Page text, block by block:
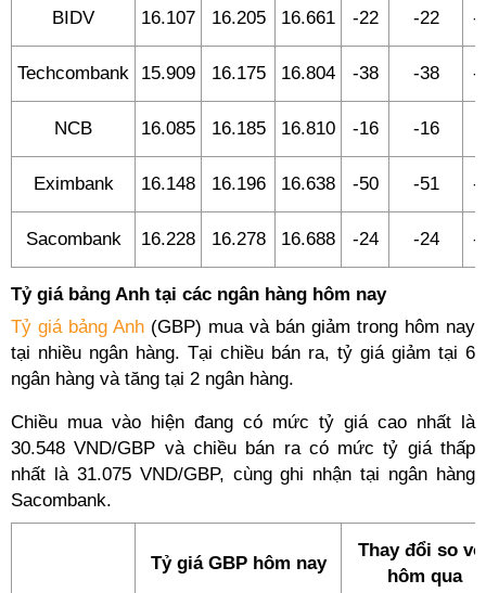
BIDV 16.107 16.205 16.661 -22 -22 -
Techcombank 15.909 16.175 16.804 -38 -38 -
NCB 16.085 16.185 16.810 -16 -16
Eximbank 16.148 16.196 16.638 -50 -51 -
Sacombank 16.228 16.278 16.688 -24 -24 -
Tỷ giá bảng Anh tại các ngân hàng hôm nay
Tỷ giá bảng Anh (GBP) mua và bán giảm trong hôm nay
tại nhiều ngân hàng. Tại chiều bán ra, tỷ giá giảm tại 6
ngân hàng và tăng tại 2 ngân hàng.
Chiều mua vào hiện đang có mức tỷ giá cao nhất là
30.548 VND/GBP và chiều bán ra có mức tỷ giá thấp
nhất là 31.075 VND/GBP, cùng ghi nhận tại ngân hàng
Sacombank.
Tỷ giá GBP hôm nay
Thay đổi so
hôm qua